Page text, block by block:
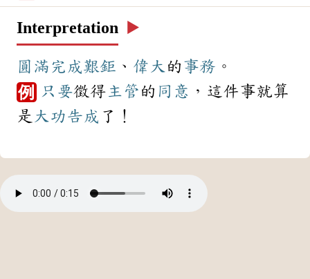
Interpretation ▶️
圓滿 完成 艱鉅 、 偉大 的 事務 。
例 只要徵得 主管 的 同意 ，這件事就算
是 大功告成 了！